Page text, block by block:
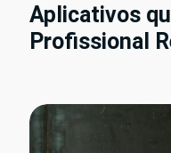
Aplicativos
Profissional